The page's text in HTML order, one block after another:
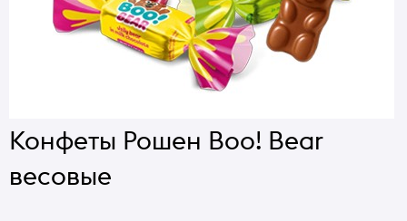
Конфеты Рошен Boo! Bear
весовые